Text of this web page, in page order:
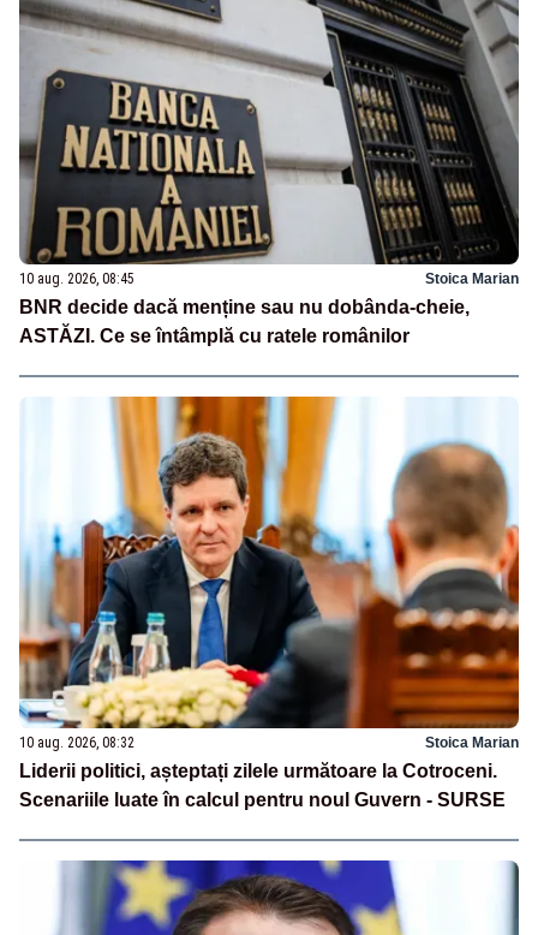
10 aug. 2026, 08:45 Stoica Marian
BNR decide dacă menține sau nu dobânda-cheie,
ASTĂZI. Ce se întâmplă cu ratele românilor
10 aug. 2026, 08:32 Stoica Marian
Liderii politici, așteptați zilele următoare la Cotroceni.
Scenariile luate în calcul pentru noul Guvern - SURSE